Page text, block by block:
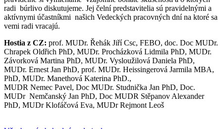
radi búrlivo diskutujeme. Jej čelní predstavitelia sú pravidelnými a
aktívnymi účastníkmi našich Vedeckých pracovných dní na ktoré sa
vemi radi vracajú.
Hostia z CZ: prof. MUDr. Řehák Jiří Csc, FEBO, doc. Doc MUDr.
Chrapek Oldřich PhD, MUDr. Procházková Lidmila PhD, MUDr.
Závorková Martina PhD, MUDr. Vysloužilová Daniela PhD,
MUDr. Ernest Jan PhD, prof. MUDr. Heissingerová Jarmila MBA,
PhD, MUDr. Manethová Katerina PhD.,
MUDR Nemec Pavel, Doc MUDr. Studnička Jan PhD, Doc.
MUDr Nemčanský Jan PhD, Doc MUDR Stěpanov Alexander
PhD, MUDr Klofáčová Eva, MUDr Rejmont Leoš